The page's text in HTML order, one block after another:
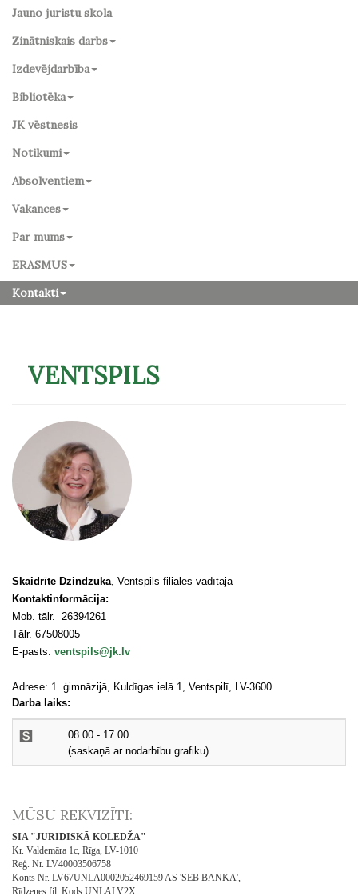
Jauno juristu skola
Zinātniskais darbs
Izdevējdarbība
Bibliotēka
JK vēstnesis
Notikumi
Absolventiem
Vakances
Par mums
ERASMUS
Kontakti
VENTSPILS
Skaidrīte Dzindzuka, Ventspils filiāles vadītāja
Kontaktinformācija:
Mob. tālr. 26394261
Tālr. 67508005
E-pasts: ventspils@jk.lv
Adrese: 1. ģimnāzijā, Kuldīgas ielā 1, Ventspilī, LV-3600
Darba laiks:
08.00 - 17.00
(saskaņā ar nodarbību grafiku)
MŪSU REKVIZĪTI:
SIA "JURIDISKĀ KOLEDŽA"
Kr. Valdemāra 1c, Rīga, LV-1010
Reģ. Nr. LV40003506758
Konts Nr. LV67UNLA0002052469159 AS 'SEB BANKA',
Rīdzenes fil. Kods UNLALV2X